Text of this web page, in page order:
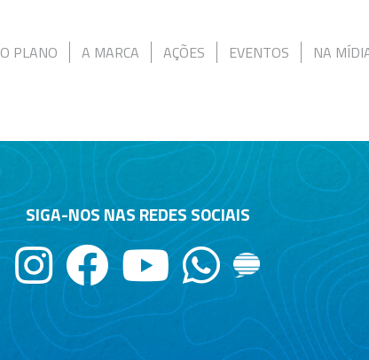
O PLANO A MARCA AÇÕES EVENTOS NA
SIGA-NOS NAS REDES SOCIAIS